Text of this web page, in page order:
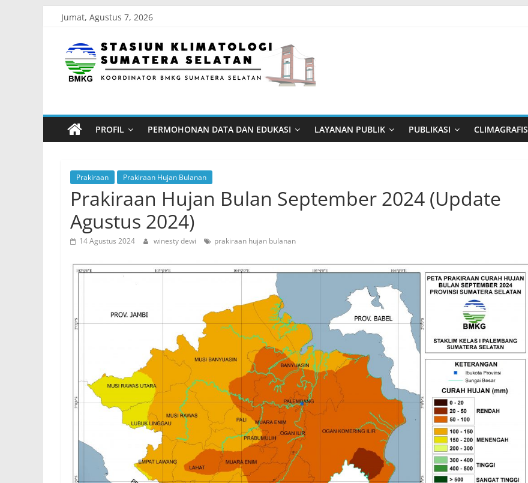
content
Jumat, Agustus 7, 2026
Stasiun
Klimatologi
Sumatera
Selatan
Koordinator
BMKG
Sumatera
Selatan
PROFIL PERMOHONAN DATA DAN EDUKASI LAYANAN PUBLIK PUBLIKASI CLIMAGRAFIS
Prakiraan Prakiraan Hujan Bulanan
Prakiraan Hujan Bulan September 2024 (Update
Agustus 2024)
14 Agustus 2024 winesty dewi prakiraan hujan bulanan